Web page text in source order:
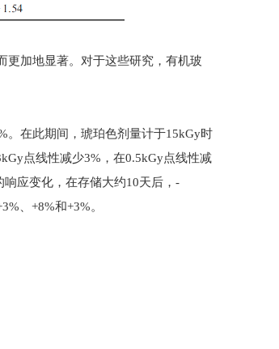
加地显著。对于这些研究，有机玻
。在此期间，琥珀色剂量计于15kGy时
点线性减少3%，在0.5kGy点线性减
应变化，在存储大约10天后，-
、+8%和+3%。